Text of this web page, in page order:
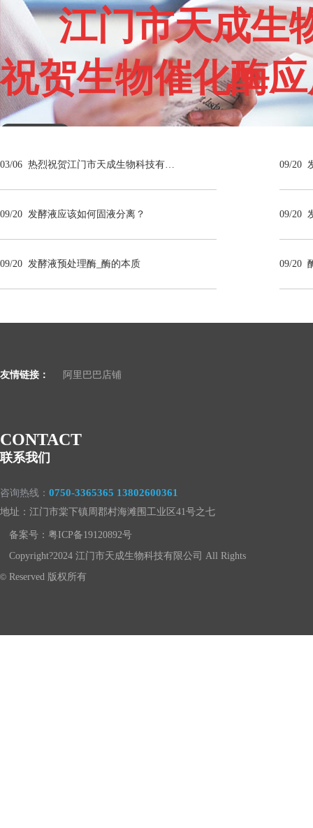
江门市天成生
祝贺生物催化酶
03/06 热烈祝贺江门市天成生物科技有限公司提高发酵水平用的生物催化酶大生产应用取得成功！ 09/20
09/20 发酵液应该如何固液分离？ 09/20
09/20 发酵液预处理酶_酶的本质 09/20
友情链接： 阿里巴巴店铺
CONTACT
联系我们
咨询热线： 0750-3365365 13802600361
地址：江门市棠下镇周郡村海滩围工业区41号之七
©
备案号： 粤ICP备19120892号
Copyright?2024 江门市天成生物科技有限公司 All Rights
Reserved 版权所有